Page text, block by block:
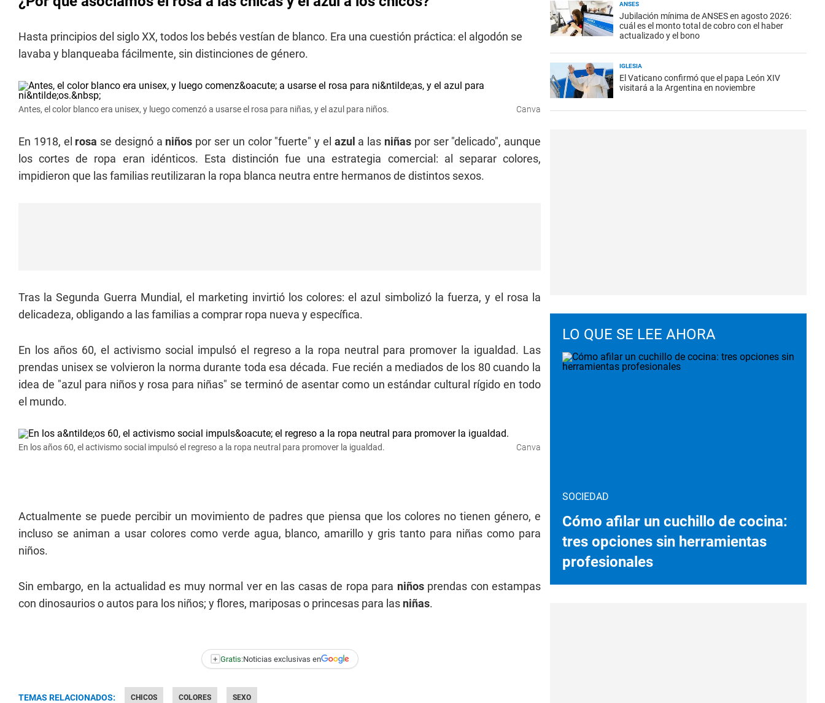
Hasta principios del siglo XX, todos los bebés vestían de blanco. Era una cuestión práctica: el algodón se
lavaba y blanqueaba fácilmente, sin distinciones de género.
Antes, el color blanco era unisex, y luego comenzó a usarse el rosa para niñas, y el azul para niños. Canva
En 1918, el rosa se designó a niños por ser un color "fuerte" y el azul a las niñas por ser "delicado", aunque
los cortes de ropa eran idénticos. Esta distinción fue una estrategia comercial: al separar colores,
impidieron que las familias reutilizaran la ropa blanca neutra entre hermanos de distintos sexos.
Tras la Segunda Guerra Mundial, el marketing invirtió los colores: el azul simbolizó la fuerza, y el rosa la
delicadeza, obligando a las familias a comprar ropa nueva y específica.
En los años 60, el activismo social impulsó el regreso a la ropa neutral para promover la igualdad. Las
prendas unisex se volvieron la norma durante toda esa década. Fue recién a mediados de los 80 cuando la
idea de "azul para niños y rosa para niñas" se terminó de asentar como un estándar cultural rígido en todo
el mundo.
En los años 60, el activismo social impulsó el regreso a la ropa neutral para promover la igualdad. Canva
Actualmente se puede percibir un movimiento de padres que piensa que los colores no tienen género, e
incluso se animan a usar colores como verde agua, blanco, amarillo y gris tanto para niñas como para
niños.
Sin embargo, en la actualidad es muy normal ver en las casas de ropa para niños prendas con estampas
con dinosaurios o autos para los niños; y flores, mariposas o princesas para las niñas.
+ Gratis:Noticias exclusivas en
TEMAS RELACIONADOS: CHICOS COLORES SEXO
ANSES
Jubilación mínima de ANSES en agosto 2026:
cuál es el monto total de cobro con el haber
actualizado y el bono
IGLESIA
El Vaticano confirmó que el papa León XIV
visitará a la Argentina en noviembre
LO QUE SE LEE AHORA
SOCIEDAD
Cómo afilar un cuchillo de cocina:
tres opciones sin herramientas
profesionales